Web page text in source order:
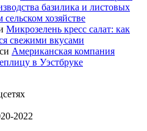
базилика и листовых
хозяйстве
Микрозелень кресс салат: как
свежими вкусами
Американская компания
в Уэстбруке
2022